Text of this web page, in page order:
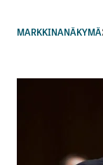
MARKKINANÄKYMÄ